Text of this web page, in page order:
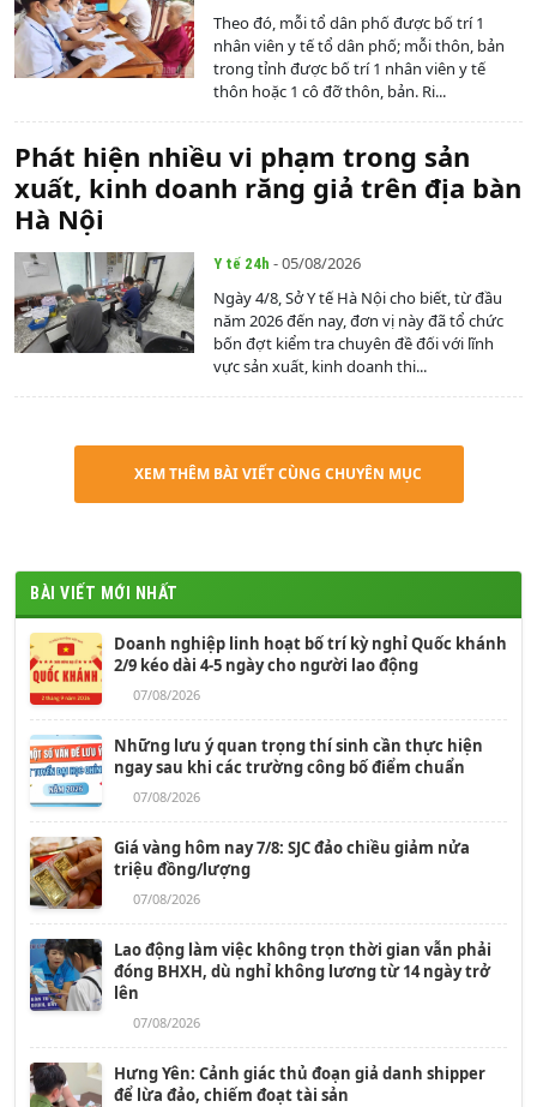
Theo đó, mỗi tổ dân phố được bố trí 1
nhân viên y tế tổ dân phố; mỗi thôn, bản
trong tỉnh được bố trí 1 nhân viên y tế
thôn hoặc 1 cô đỡ thôn, bản. Ri...
Phát hiện nhiều vi phạm trong sản
xuất, kinh doanh răng giả trên địa bàn
Hà Nội
Y tế 24h - 05/08/2026
Ngày 4/8, Sở Y tế Hà Nội cho biết, từ đầu
năm 2026 đến nay, đơn vị này đã tổ chức
bốn đợt kiểm tra chuyên đề đối với lĩnh
vực sản xuất, kinh doanh thi...
XEM THÊM BÀI VIẾT CÙNG CHUYÊN MỤC
BÀI VIẾT MỚI NHẤT
Doanh nghiệp linh hoạt bố trí kỳ nghỉ Quốc khánh
2/9 kéo dài 4-5 ngày cho người lao động
07/08/2026
Những lưu ý quan trọng thí sinh cần thực hiện
ngay sau khi các trường công bố điểm chuẩn
07/08/2026
Giá vàng hôm nay 7/8: SJC đảo chiều giảm nửa
triệu đồng/lượng
07/08/2026
Lao động làm việc không trọn thời gian vẫn phải
đóng BHXH, dù nghỉ không lương từ 14 ngày trở
lên
07/08/2026
Hưng Yên: Cảnh giác thủ đoạn giả danh shipper
để lừa đảo, chiếm đoạt tài sản